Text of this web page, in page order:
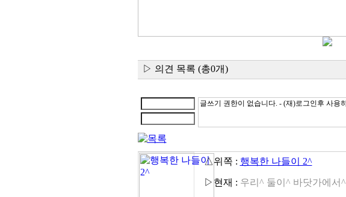
▷ 의견 목록 (총0개)
△위쪽 : 행복한 나들이 2^
▷현재 : 우리^ 둘이^ 바닷가에서^